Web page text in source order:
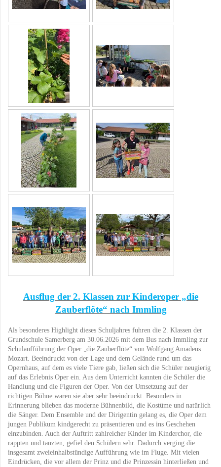
Ausflug der 2. Klassen zur Kinderoper „die
Zauberflöte“ nach Immling
Als besonderes Highlight dieses Schuljahres fuhren die 2. Klassen der
Grundschule Samerberg am 30.06.2026 mit dem Bus nach Immling zur
Schulaufführung der Oper „die Zauberflöte“ von Wolfgang Amadeus
Mozart. Beeindruckt von der Lage und dem Gelände rund um das
Opernhaus, auf dem es viele Tiere gab, ließen sich die Schüler neugierig
auf das Erlebnis Oper ein. Aus dem Unterricht kannten die Schüler die
Handlung und die Figuren der Oper. Von der Umsetzung auf der
richtigen Bühne waren sie aber sehr beeindruckt. Besonders in
Erinnerung blieben das moderne Bühnenbild, die Kostüme und natürlich
die Sänger. Dem Ensemble und der Dirigentin gelang es, die Oper dem
jungen Publikum kindgerecht zu präsentieren und es ins Geschehen
einzubinden. Auch der Auftritt zahlreicher Kinder im Kinderchor, die
rappten und tanzten, gefiel den Schülern sehr. Dadurch verging die
insgesamt zweieinhalbstündige Aufführung wie im Fluge. Mit vielen
Eindrücken, die vor allem der Prinz und die Prinzessin hinterließen und